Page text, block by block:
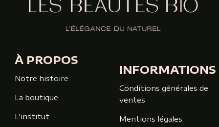
À PROPOS
Notre histoire
La boutique
L'institut
INFORMATIONS
Conditions générales de
ventes
Mentions légales